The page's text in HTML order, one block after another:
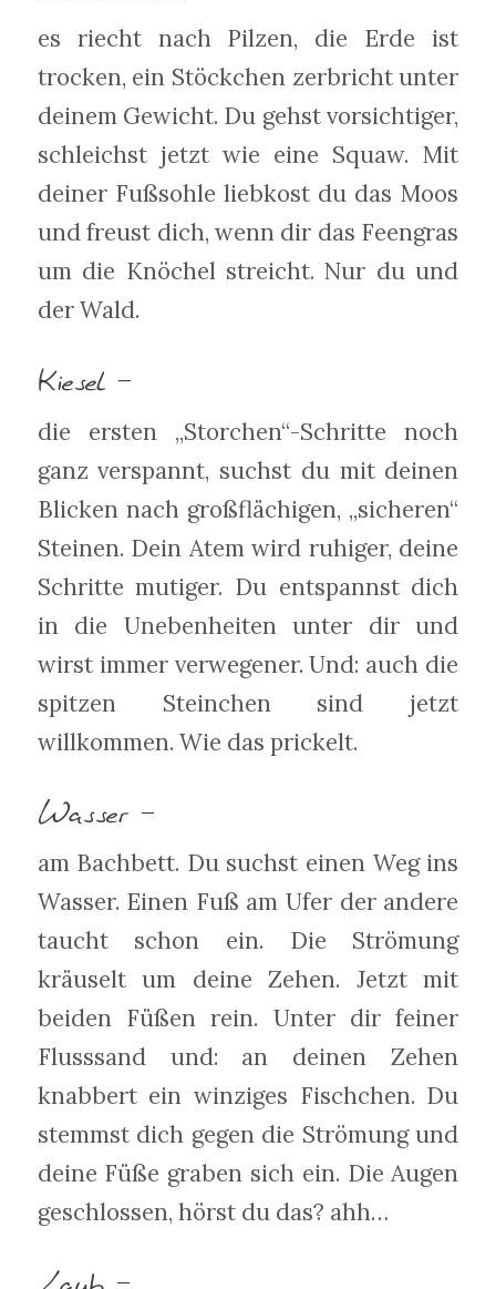
es riecht nach Pilzen, die Erde ist
trocken, ein Stöckchen zerbricht unter
deinem Gewicht. Du gehst vorsichtiger,
schleichst jetzt wie eine Squaw. Mit
deiner Fußsohle liebkost du das Moos
und freust dich, wenn dir das Feengras
um die Knöchel streicht. Nur du und
der Wald.
Kiesel –
die ersten „Storchen“-Schritte noch
ganz verspannt, suchst du mit deinen
Blicken nach großflächigen, „sicheren“
Steinen. Dein Atem wird ruhiger, deine
Schritte mutiger. Du entspannst dich
in die Unebenheiten unter dir und
wirst immer verwegener. Und: auch die
spitzen Steinchen sind jetzt
willkommen. Wie das prickelt.
Wasser –
am Bachbett. Du suchst einen Weg ins
Wasser. Einen Fuß am Ufer der andere
taucht schon ein. Die Strömung
kräuselt um deine Zehen. Jetzt mit
beiden Füßen rein. Unter dir feiner
Flusssand und: an deinen Zehen
knabbert ein winziges Fischchen. Du
stemmst dich gegen die Strömung und
deine Füße graben sich ein. Die Augen
geschlossen, hörst du das? ahh…
Laub –